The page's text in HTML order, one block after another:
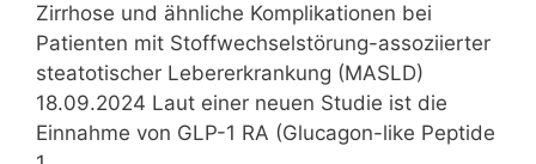
Zirrhose und ähnliche Komplikationen bei
Patienten mit Stoffwechselstörung-assoziierter
steatotischer Lebererkrankung (MASLD)
18.09.2024 Laut einer neuen Studie ist die
Einnahme von GLP-1 RA (Glucagon-like Peptide